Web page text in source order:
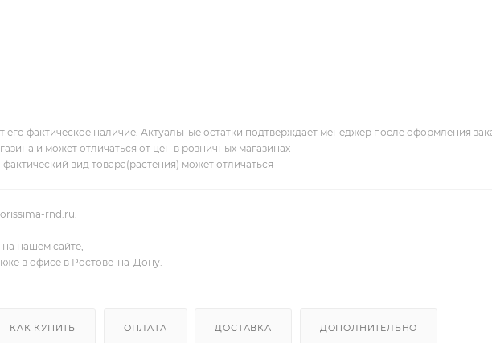
его фактическое наличие. Актуальные остатки подтверждает менеджер после оформления
и может отличаться от цен в розничных магазинах
вид товара(растения) может отличаться
rnd.ru.
нашем сайте,
в офисе в Ростове-на-Дону.
КАК КУПИТЬ ОПЛАТА ДОСТАВКА ДОПОЛНИТЕЛЬНО